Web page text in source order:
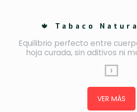
🍁 Tabaco
Equilibrio perfecto entre
hoja curada, sin aditivos ni
VER MÁS